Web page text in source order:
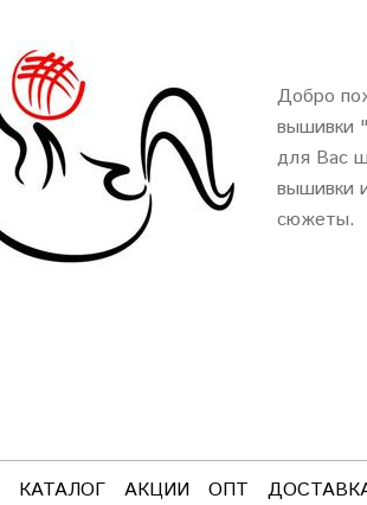
Добро
вышивки "
для Вас
вышивки
сюжеты.
КАТАЛОГ АКЦИИ ОПТ